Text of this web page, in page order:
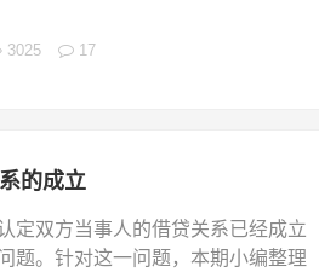
3025 17
的成立
定双方当事人的借贷关系已经成立
题。针对这一问题，本期小编整理